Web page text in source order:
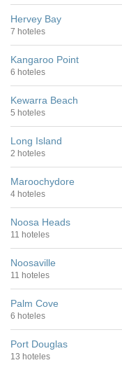
Hervey Bay
7 hoteles
Kangaroo Point
6 hoteles
Kewarra Beach
5 hoteles
Long Island
2 hoteles
Maroochydore
4 hoteles
Noosa Heads
11 hoteles
Noosaville
11 hoteles
Palm Cove
6 hoteles
Port Douglas
13 hoteles